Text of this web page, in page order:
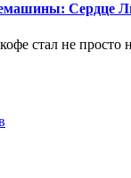
Сердце
стал не просто